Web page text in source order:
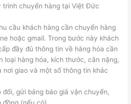
trình chuyển hàng tại Việt Đức
cầu khách hàng cần chuyển hàng
hoặc gmail. Trong bước này khách
đầy đủ thông tin về hàng hóa cần
loại hàng hóa, kích thước, cân nặng,
nơi giao và một số thông tin khác
đổi, gửi bảng báo giá vận chuyển,